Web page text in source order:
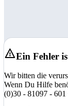
Ein Fehler
Wir bitten die
Wenn Du Hilfe
(0)30 - 81097 -